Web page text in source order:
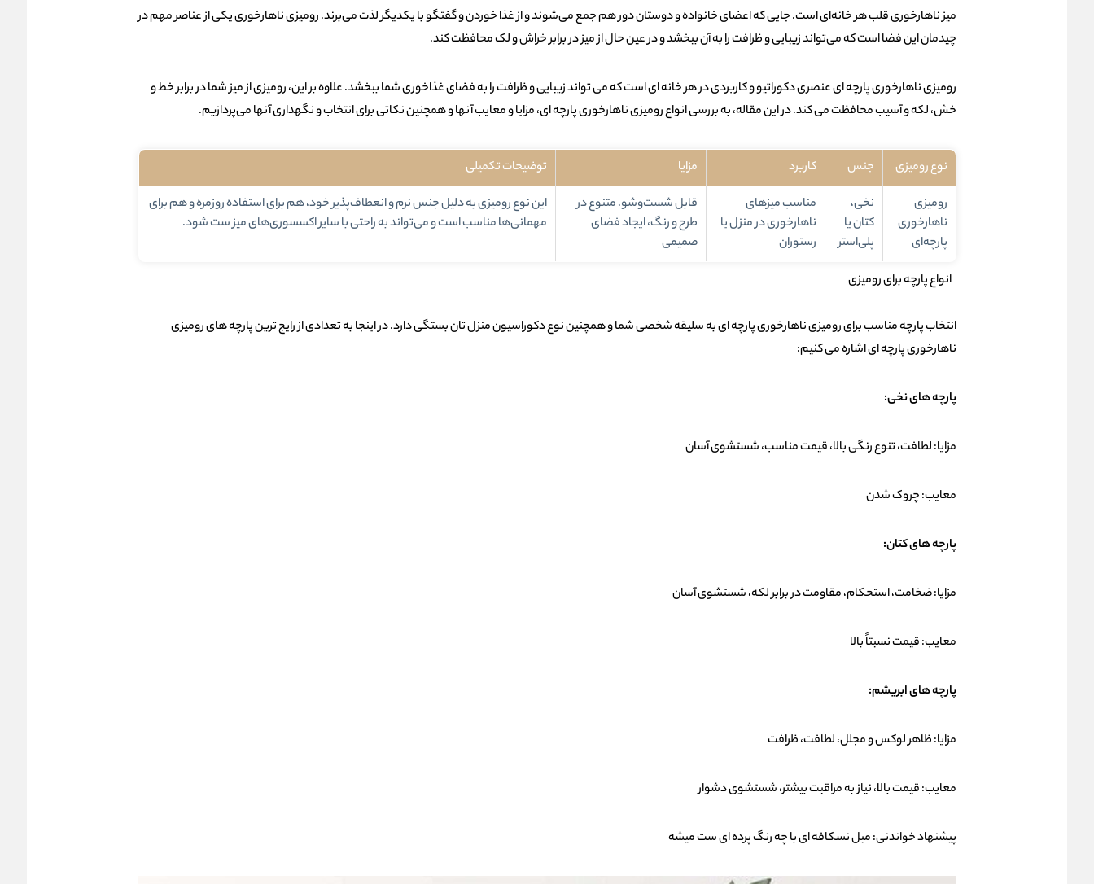
میز ناهارخوری قلب هر خانه‌ای است. جایی که اعضای خانواده و دوستان دور هم جمع می‌شوند و از غذا خوردن و گفتگو با یکدیگر لذت می‌برند. رومیزی ناهارخوری یکی از عناصر مهم در
چیدمان این فضا است که می‌تواند زیبایی و ظرافت را به آن ببخشد و در عین حال از میز در برابر خراش و لک محافظت کند.
رومیزیناهارخوری پارچه ای عنصری دکوراتیو و کاربردی در هر خانه ای است که می تواند زیبایی و ظرافت را به فضای غذاخوری شما ببخشد. علاوه بر این، رومیزی از میز شما در برابر خط و
خش، لکه و آسیب محافظت می کند. در این مقاله، به بررسی انواع رومیزی ناهارخوری پارچه ای، مزایا و معایب آنها و همچنین نکاتی برای انتخاب و نگهداری آنها می‌پردازیم.
نوع رومیزی جنس کاربرد مزایا
توضیحات تکمیلی
رومیزی
ناهارخوری
پارچه‌ای
نخی،
کتان یا
پلی‌استر
مناسب میزهای
ناهارخوری در منزل یا
رستوران
قابل شست‌وشو، متنوع در
طرح و رنگ، ایجاد فضای
صمیمی
این نوع رومیزی به دلیل جنس نرم و انعطاف‌پذیر خود، هم برای استفاده روزمره و هم برای
مهمانی‌ها مناسب است و می‌تواند به راحتی با سایر اکسسوری‌های میز ست شود.
انواع پارچه برای رومیزی
انتخاب پارچه مناسب برای رومیزی ناهارخوری پارچه ای به سلیقه شخصی شما و همچنین نوع دکوراسیون منزل تان بستگی دارد. در اینجا به تعدادی از رایج ترین پارچه های رومیزی
ناهارخوری پارچه ای اشاره می کنیم:
پارچه های نخی:
مزایا: لطافت، تنوع رنگی بالا، قیمت مناسب، شستشوی آسان
معایب: چروک شدن
پارچه های کتان:
مزایا: ضخامت، استحکام، مقاومت در برابر لکه، شستشوی آسان
معایب: قیمت نسبتاً بالا
پارچه های ابریشم:
مزایا: ظاهر لوکس و مجلل، لطافت، ظرافت
معایب: قیمت بالا، نیاز به مراقبت بیشتر، شستشوی دشوار
پیشنهاد خواندنی:مبل نسکافه ای با چه رنگ پرده ای ست میشه